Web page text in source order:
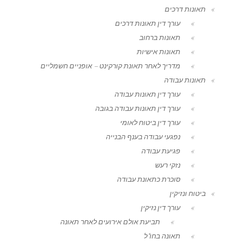
תאונות דרכים
עורך דין תאונות דרכים
תאונות ברחוב
תאונות אישיות
מדריך לאחר תאונת קורקינט – אופניים חשמליים
תאונות עבודה
עורך דין תאונות עבודה
עורך דין תאונות עבודה בגובה
עורך דין ביטוח לאומי
נפגעי עבודה בענף הבנייה
פגיעת עבודה
נזקי רעש
סוכרת כתאונת עבודה
ביטוח ונזיקין
עורך דין נזיקין
תביעת אולם אירועים לאחר תאונה
תאונה בחו"ל